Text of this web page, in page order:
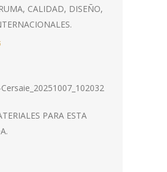
CALIDAD, DISEÑO,
PARA ESTA